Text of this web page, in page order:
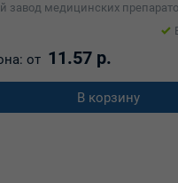
завод медицинских
от 11.57 р.
В корзину